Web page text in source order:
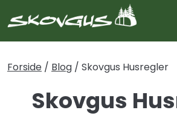
Saunagus
Forside / Blog / Skovgus Husregler
Skovgus